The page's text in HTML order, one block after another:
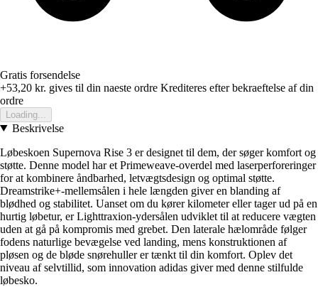
Gratis forsendelse
+53,20 kr. gives til din naeste ordre Krediteres efter bekraeftelse af din
ordre
Loading...
Beskrivelse
Løbeskoen Supernova Rise 3 er designet til dem, der søger komfort og
støtte. Denne model har et Primeweave-overdel med laserperforeringer
for at kombinere åndbarhed, letvægtsdesign og optimal støtte.
Dreamstrike+-mellemsålen i hele længden giver en blanding af
blødhed og stabilitet. Uanset om du kører kilometer eller tager ud på en
hurtig løbetur, er Lighttraxion-ydersålen udviklet til at reducere vægten
uden at gå på kompromis med grebet. Den laterale hælområde følger
fodens naturlige bevægelse ved landing, mens konstruktionen af
pløsen og de bløde snørehuller er tænkt til din komfort. Oplev det
niveau af selvtillid, som innovation adidas giver med denne stilfulde
løbesko.